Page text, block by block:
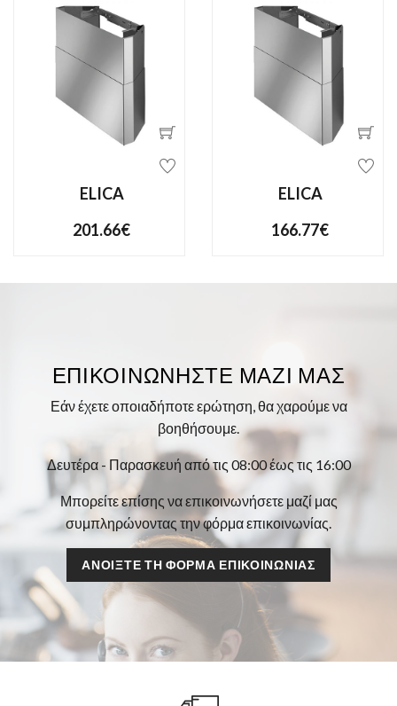
ELICA
201.66€
ELICA
166.77€
ΕΠΙΚΟΙΝΩΝΉΣΤΕ ΜΑΖΊ ΜΑΣ
Εάν έχετε οποιαδήποτε ερώτηση, θα χαρούμε να
βοηθήσουμε.
Δευτέρα - Παρασκευή από τις 08:00 έως τις 16:00
Μπορείτε επίσης να επικοινωνήσετε μαζί μας
συμπληρώνοντας την φόρμα επικοινωνίας.
ΑΝΟΊΞΤΕ ΤΗ ΦΌΡΜΑ ΕΠΙΚΟΙΝΩΝΊΑΣ